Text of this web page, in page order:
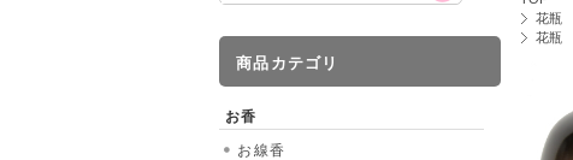
花瓶
花瓶
商品カテゴリ
お香
お線香